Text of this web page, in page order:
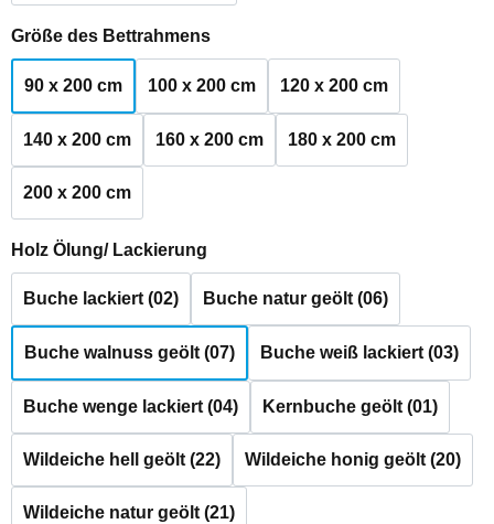
Größe des Bettrahmensauswählen
90 x 200 cm 100 x 200 cm 120 x 200 cm
140 x 200 cm 160 x 200 cm 180 x 200 cm
200 x 200 cm
Holz Ölung/ Lackierung
Buche lackiert (02) Buche natur geölt (06)
Buche walnuss geölt (07) Buche weiß lackiert (03)
Buche wenge lackiert (04) Kernbuche geölt (01)
Wildeiche hell geölt (22) Wildeiche honig geölt (20)
Wildeiche natur geölt (21)